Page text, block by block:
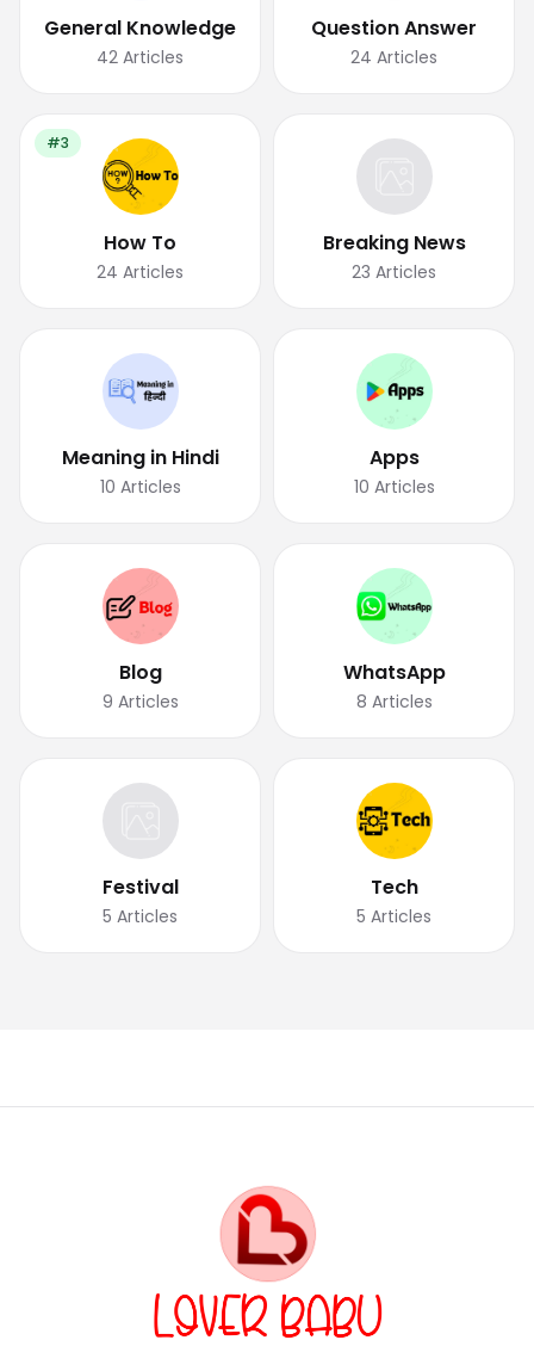
General Knowledge
42 Articles
Question Answer
24 Articles
#3
How To
24 Articles
Breaking News
23 Articles
Meaning in Hindi
10 Articles
Apps
10 Articles
Blog
9 Articles
WhatsApp
8 Articles
Festival
5 Articles
Tech
5 Articles